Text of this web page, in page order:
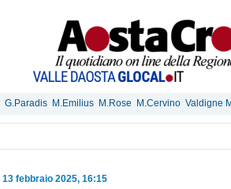
G.Paradis M.Emilius M.Rose M.Cervino Valdigne
13 febbraio 2025, 16:15